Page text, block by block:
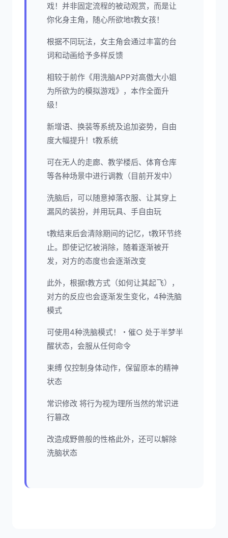
戏！并非固定流程的被动观赏，而是让
你化身主角，随心所欲地t教女孩！
根据不同玩法，女主角会通过丰富的台
词和动画给予多样反馈
相较于前作《用洗脑APP对高傲大小姐
为所欲为的模拟游戏》，本作全面升
级！
新增语、换装等系统及追加姿势，自由
度大幅提升！t教系统
可在无人的走廊、教学楼后、体育仓库
等各种场景中进行调教（目前开发中）
洗脑后，可以随意掉落衣服、让其穿上
漏风的装扮，并用玩具、手自由玩
t教结束后会清除期间的记忆，t教环节终
止。即使记忆被消除，随着逐渐被开
发，对方的态度也会逐渐改变
此外，根据t教方式（如何让其起飞），
对方的反应也会逐渐发生变化，4种洗脑
模式
可使用4种洗脑模式！・催○ 处于半梦半
醒状态，会服从任何命令
束缚 仅控制身体动作，保留原本的精神
状态
常识修改 将行为视为理所当然的常识进
行篡改
改造成野兽般的性格此外，还可以解除
洗脑状态